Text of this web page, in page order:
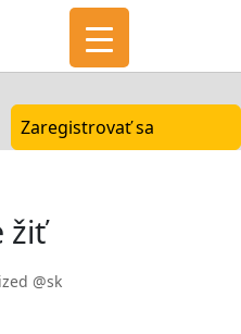
Zaregistrovať sa
žiť
@sk